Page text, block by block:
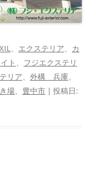
エクステリア
カ
ト
フジエクステリ
リア 外構 兵庫
場 豊中市 | 投稿日: